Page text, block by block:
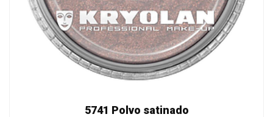
5741 Polvo satinado